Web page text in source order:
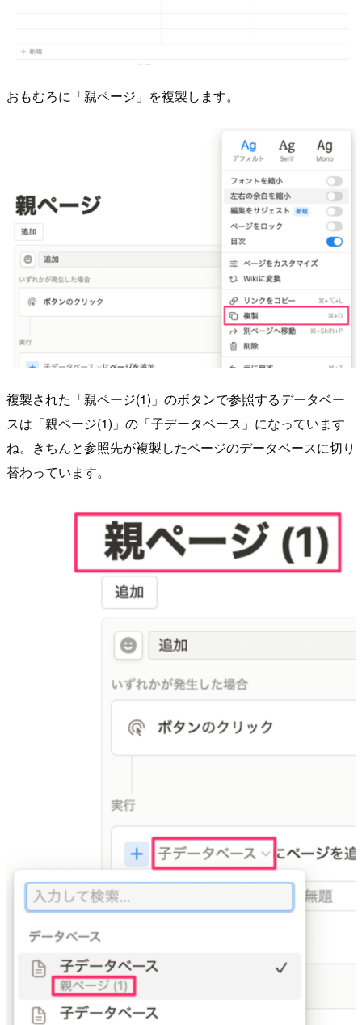
おもむろに「親ページ」を複製します。
複製された「親ページ(1)」のボタンで参照するデータベー
スは「親ページ(1)」の「子データベース」になっています
ね。きちんと参照先が複製したページのデータベースに切り
替わっています。